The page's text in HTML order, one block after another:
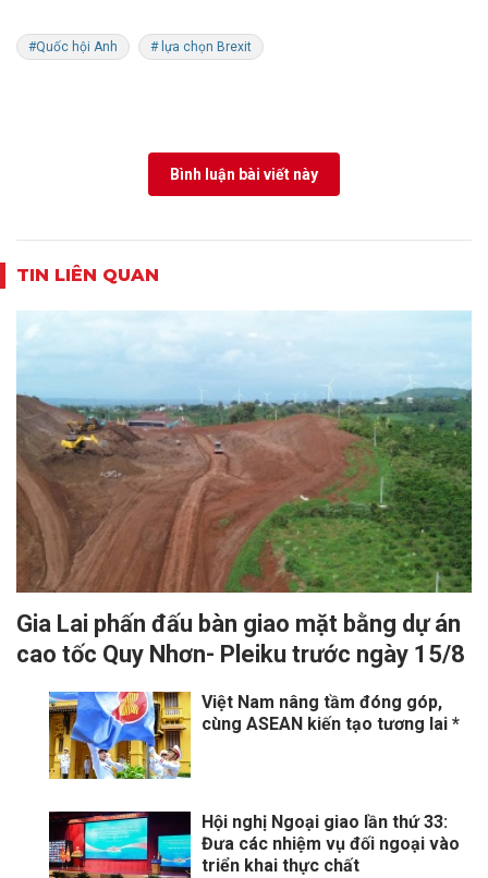
#Quốc hội Anh # lựa chọn Brexit
Bình luận bài viết này
TIN LIÊN QUAN
Gia Lai phấn đấu bàn giao mặt bằng dự án
cao tốc Quy Nhơn- Pleiku trước ngày 15/8
Việt Nam nâng tầm đóng góp,
cùng ASEAN kiến tạo tương lai *
Hội nghị Ngoại giao lần thứ 33:
Đưa các nhiệm vụ đối ngoại vào
triển khai thực chất